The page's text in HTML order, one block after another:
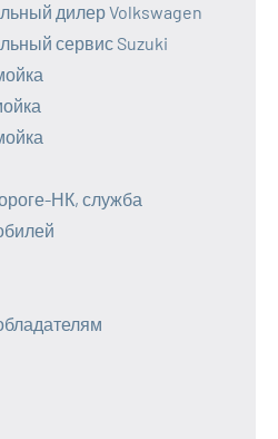
дилер Volkswagen
сервис Suzuki
НК, служба